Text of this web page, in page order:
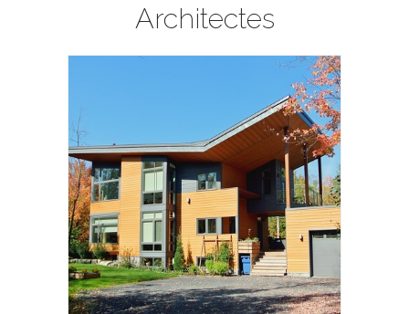
Architectes